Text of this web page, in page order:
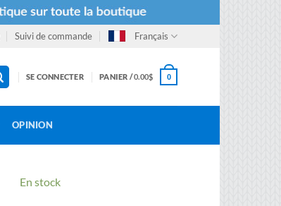
Suivi de commande Français
SE CONNECTER PANIER /0.00$ 0
OPINION
En stock